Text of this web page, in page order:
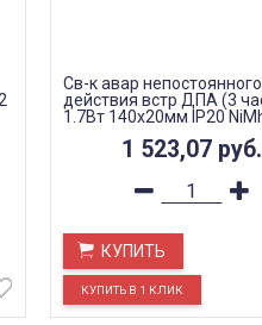
Св-к авар непостоянного
действия встр ДПА (3
1.7Вт 140х20мм IP20
1 523,07 руб.
КУПИТЬ